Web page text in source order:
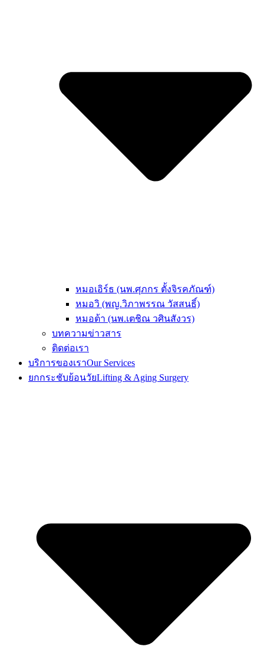
หมอเอิร์ธ (นพ.ศุภกร ตั้งจิรคภัณฑ์)
หมอวิ (พญ.วิภาพรรณ วัสสนธิ์)
หมอต้า (นพ.เตชิณ วศินสังวร)
บทความข่าวสาร
ติดต่อเรา
บริการของเราOur Services
ยกกระชับย้อนวัยLifting & Aging Surgery